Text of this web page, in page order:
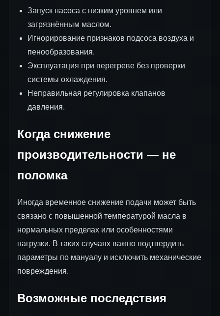
Запуск насоса с низким уровнем или
загрязнённым маслом.
Игнорирование признаков подсоса воздуха и
пенообразования.
Эксплуатация при перегреве без проверки
системы охлаждения.
Неправильная регулировка клапанов
давления.
Когда снижение
производительности — не
поломка
Иногда временное снижение подачи может быть
связано с повышенной температурой масла в
нормальных пределах или особенностями
нагрузки. В таких случаях важно подтвердить
параметры по мануалу и исключить механические
повреждения.
Возможные последствия